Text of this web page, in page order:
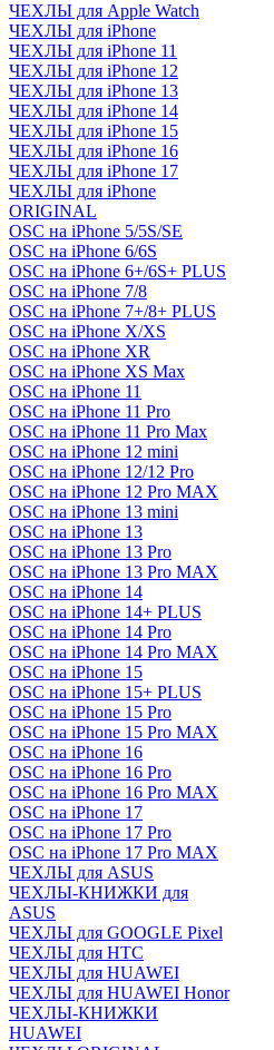
ЧЕХЛЫ для Apple Watch
ЧЕХЛЫ для iPhone
ЧЕХЛЫ для iPhone 11
ЧЕХЛЫ для iPhone 12
ЧЕХЛЫ для iPhone 13
ЧЕХЛЫ для iPhone 14
ЧЕХЛЫ для iPhone 15
ЧЕХЛЫ для iPhone 16
ЧЕХЛЫ для iPhone 17
ЧЕХЛЫ для iPhone
ORIGINAL
OSC на iPhone 5/5S/SE
OSC на iPhone 6/6S
OSC на iPhone 6+/6S+ PLUS
OSC на iPhone 7/8
OSC на iPhone 7+/8+ PLUS
OSC на iPhone X/XS
OSC на iPhone XR
OSC на iPhone XS Max
OSC на iPhone 11
OSC на iPhone 11 Pro
OSC на iPhone 11 Pro Max
OSC на iPhone 12 mini
OSC на iPhone 12/12 Pro
OSC на iPhone 12 Pro MAX
OSC на iPhone 13 mini
OSC на iPhone 13
OSC на iPhone 13 Pro
OSC на iPhone 13 Pro MAX
OSC на iPhone 14
OSC на iPhone 14+ PLUS
OSC на iPhone 14 Pro
OSC на iPhone 14 Pro MAX
OSC на iPhone 15
OSC на iPhone 15+ PLUS
OSC на iPhone 15 Pro
OSC на iPhone 15 Pro MAX
OSC на iPhone 16
OSC на iPhone 16 Pro
OSC на iPhone 16 Pro MAX
OSC на iPhone 17
OSC на iPhone 17 Pro
OSC на iPhone 17 Pro MAX
ЧЕХЛЫ для ASUS
ЧЕХЛЫ-КНИЖКИ для
ASUS
ЧЕХЛЫ для GOOGLE Pixel
ЧЕХЛЫ для HTC
ЧЕХЛЫ для HUAWEI
ЧЕХЛЫ для HUAWEI Honor
ЧЕХЛЫ-КНИЖКИ
HUAWEI